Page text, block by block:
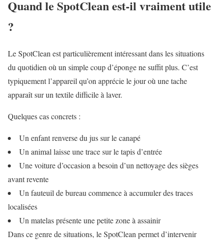
Quand le SpotClean est-il vraiment utile
?
Le SpotClean est particulièrement intéressant dans les situations
du quotidien où un simple coup d’éponge ne suffit plus. C’est
typiquement l’appareil qu’on apprécie le jour où une tache
apparaît sur un textile difficile à laver.
Quelques cas concrets :
Un enfant renverse du jus sur le canapé
Un animal laisse une trace sur le tapis d’entrée
Une voiture d’occasion a besoin d’un nettoyage des sièges
avant revente
Un fauteuil de bureau commence à accumuler des traces
localisées
Un matelas présente une petite zone à assainir
Dans ce genre de situations, le SpotClean permet d’intervenir